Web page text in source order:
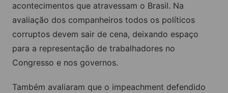
acontecimentos que atravessam o Brasil. Na
avaliação dos companheiros todos os políticos
corruptos devem sair de cena, deixando espaço
para a representação de trabalhadores no
Congresso e nos governos.
Também avaliaram que o impeachment defendido